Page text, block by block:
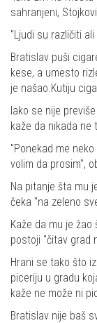
sahranjeni,
"Ljudi su različiti
Bratislav puši
kese, a umesto
je našao.Kutiju
Iako se nije
kaže da nikada ne
"Ponekad me
volim da prosim",
Na pitanje šta mu
čeka "na zeleno
Kaže da mu je
postoji "čitav grad
Hrani se tako što
piceriju u gradu
kaže ne može ni
Bratislav nije baš